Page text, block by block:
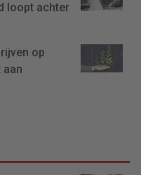
loopt achter
op
aan